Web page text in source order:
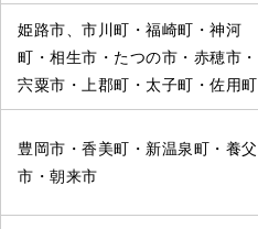
姫路市、市川町・福崎町・神河
町・相生市・たつの市・赤穂市・
宍粟市・上郡町・太子町・佐用町
豊岡市・香美町・新温泉町・養父
市・朝来市